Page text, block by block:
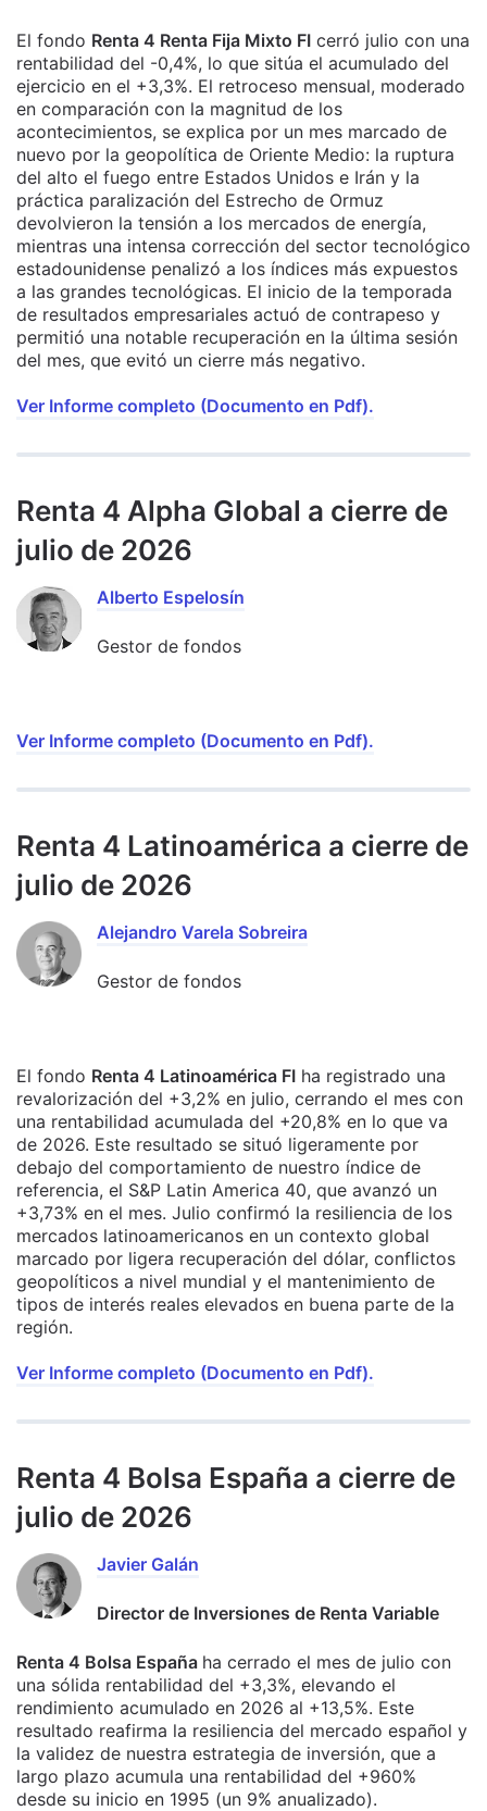
El fondo Renta 4 Renta Fija Mixto FI cerró julio con una
rentabilidad del -0,4%, lo que sitúa el acumulado del
ejercicio en el +3,3%. El retroceso mensual, moderado
en comparación con la magnitud de los
acontecimientos, se explica por un mes marcado de
nuevo por la geopolítica de Oriente Medio: la ruptura
del alto el fuego entre Estados Unidos e Irán y la
práctica paralización del Estrecho de Ormuz
devolvieron la tensión a los mercados de energía,
mientras una intensa corrección del sector tecnológico
estadounidense penalizó a los índices más expuestos
a las grandes tecnológicas. El inicio de la temporada
de resultados empresariales actuó de contrapeso y
permitió una notable recuperación en la última sesión
del mes, que evitó un cierre más negativo.
Ver Informe completo (Documento en Pdf).
Renta 4 Alpha Global a cierre de
julio de 2026
Alberto Espelosín
Gestor de fondos
Ver Informe completo (Documento en Pdf).
Renta 4 Latinoamérica a cierre de
julio de 2026
Alejandro Varela Sobreira
Gestor de fondos
El fondo Renta 4 Latinoamérica FI ha registrado una
revalorización del +3,2% en julio, cerrando el mes con
una rentabilidad acumulada del +20,8% en lo que va
de 2026. Este resultado se situó ligeramente por
debajo del comportamiento de nuestro índice de
referencia, el S&P Latin America 40, que avanzó un
+3,73% en el mes. Julio confirmó la resiliencia de los
mercados latinoamericanos en un contexto global
marcado por ligera recuperación del dólar, conflictos
geopolíticos a nivel mundial y el mantenimiento de
tipos de interés reales elevados en buena parte de la
región.
Ver Informe completo (Documento en Pdf).
Renta 4 Bolsa España a cierre de
julio de 2026
Javier Galán
Director de Inversiones de Renta Variable
Renta 4 Bolsa España ha cerrado el mes de julio con
una sólida rentabilidad del +3,3%, elevando el
rendimiento acumulado en 2026 al +13,5%. Este
resultado reafirma la resiliencia del mercado español y
la validez de nuestra estrategia de inversión, que a
largo plazo acumula una rentabilidad del +960%
desde su inicio en 1995 (un 9% anualizado).